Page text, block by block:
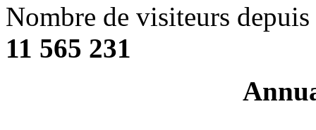
Nombre de visiteurs
11 565 231